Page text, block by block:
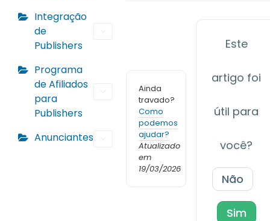
Integração
de
Publishers
Programa
de Afiliados
para
Publishers
Anunciantes
Ainda
travado?
Como
podemos
ajudar?
Atualizado
em
19/03/2026
Este
artigo foi
útil para
você?
Não
Sim